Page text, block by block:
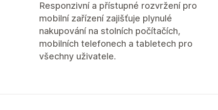
Responzivní a přístupné rozvržení pro
mobilní zařízení zajišťuje plynulé
nakupování na stolních počítačích,
mobilních telefonech a tabletech pro
všechny uživatele.